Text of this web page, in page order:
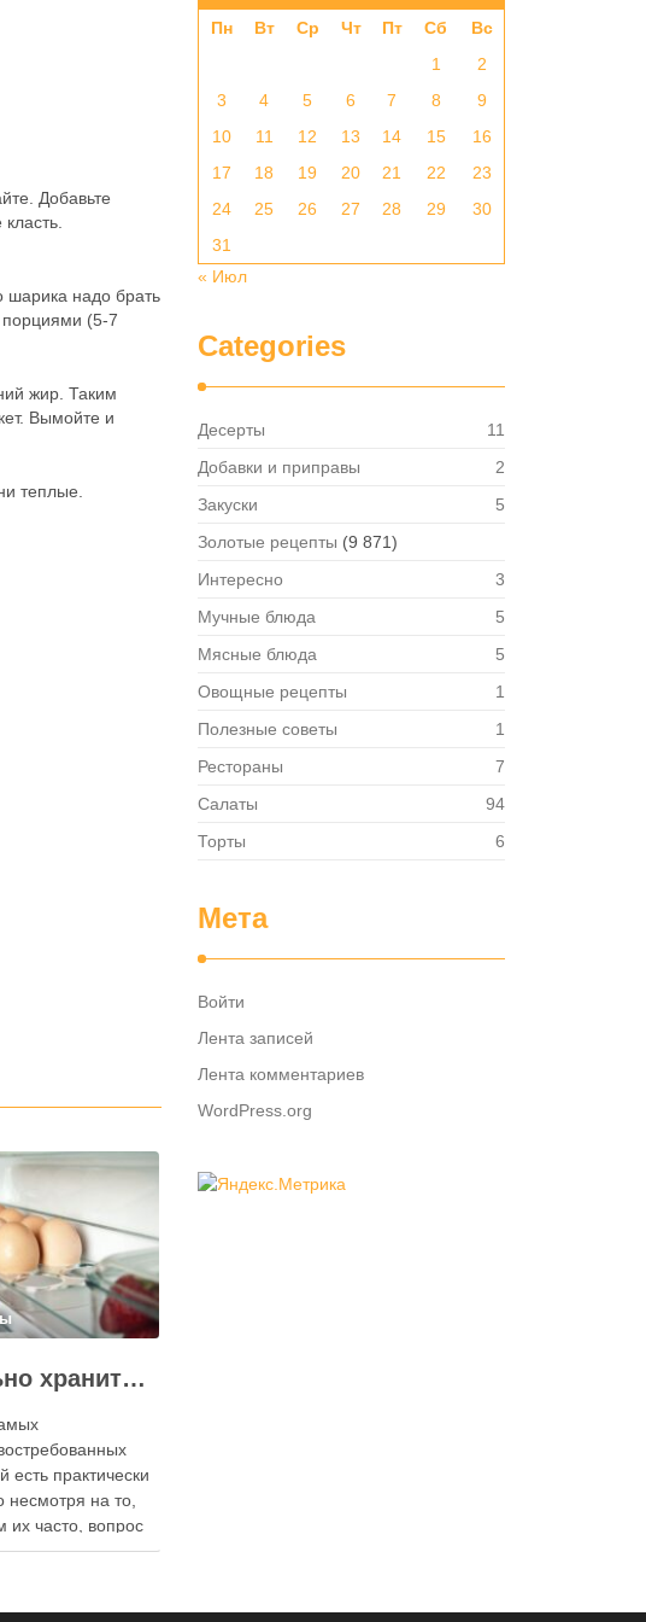
Добавьте
шарика надо брать
(5-7
жир. Таким
Вымойте и
теплые.
Как правильно хранить яйца: в холодильнике или на полке?
есть практически
на то,
их часто, вопрос
актуальным: где
Пн Вт Ср Чт Пт Сб
Вс
1
2
3
4 5 6 7 8
9
10
11 12 13 14 15
16
17
18 19 20 21 22
23
24
25 26 27 28 29
30
31
« Июл
Categories
Десерты
11
Добавки и приправы
2
Закуски
5
Золотые рецепты (9 871)
Интересно
3
Мучные блюда
5
Мясные блюда
5
Овощные рецепты
1
Полезные советы
1
Рестораны
7
Салаты
94
Торты
6
Мета
Войти
Лента записей
Лента комментариев
WordPress.org